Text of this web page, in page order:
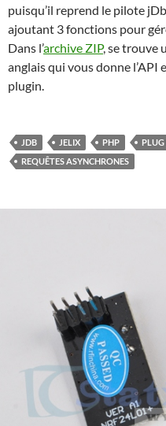
puisqu’il reprend le pilote
ajoutant 3 fonctions pour
Dans l’archive ZIP, se trouve
anglais qui vous donne l’API
plugin.
JDB JELIX PHP PLUG
REQUÊTES ASYNCHRONES